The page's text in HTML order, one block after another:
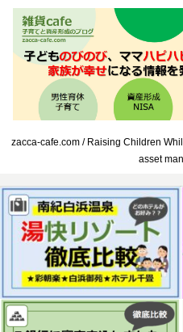
zacca-cafe.com / Raising Children
asset